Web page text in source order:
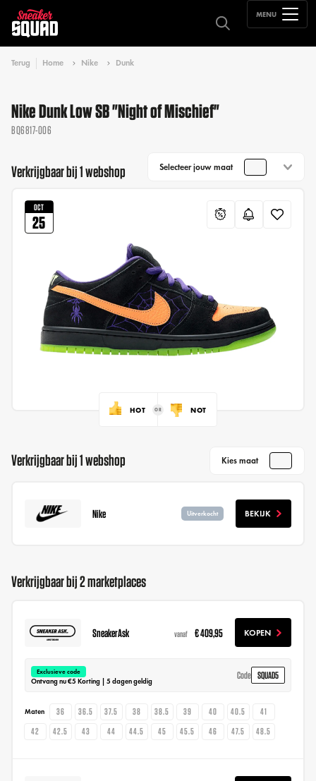
MENU
Terug Home Nike Dunk
Nike Dunk Low SB "Night of Mischief"
BQ6817-006
Verkrijgbaar bij 1 webshop Selecteer jouw maat
OCT
25
HOT NOT
Verkrijgbaar bij 1 webshop Kies maat
Nike Uitverkocht BEKIJK
Verkrijgbaar bij 2 marketplaces
SneakerAsk vanaf € 409,95 KOPEN
Exclusieve code
Ontvang nu €5 Korting | 5 dagen geldig
Code SQUAD5
Maten 36 36.5 37.5 38 38.5 39 40 40.5
41
42
42.5 43 44 44.5 45 45.5 46 47.5 48.5